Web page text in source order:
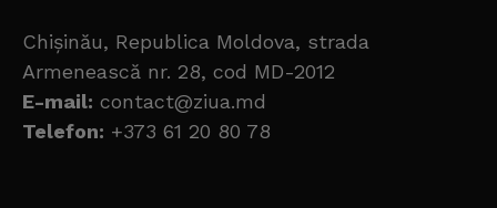
Chișinău, Republica Moldova, strada
Armenească nr. 28, cod MD-2012
E-mail: contact@ziua.md
Telefon: +373 61 20 80 78